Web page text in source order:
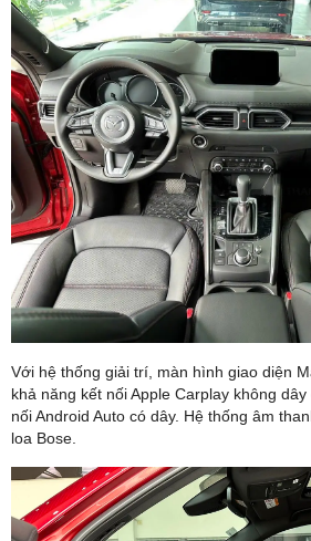
Với hệ thống giải trí, màn hình giao diện
khả năng kết nối Apple Carplay không
nối Android Auto có dây. Hệ thống âm
loa Bose.